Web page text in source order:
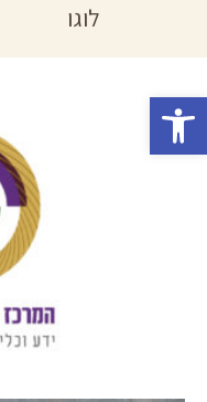
פתח סרגל נגישות
לוגו